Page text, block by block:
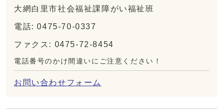
大網白里市社会福祉課障がい福祉班
電話: 0475-70-0337
ファクス: 0475-72-8454
電話番号のかけ間違いにご注意ください！
お問い合わせフォーム